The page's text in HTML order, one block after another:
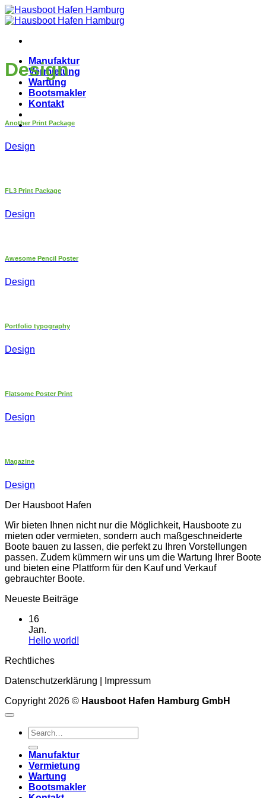
Zum
Inhalt
Manufaktur
Vermietung
Wartung
Bootsmakler
Kontakt
Design
Another Print Package
Design
FL3 Print Package
Design
Awesome Pencil Poster
Design
Portfolio typography
Design
Flatsome Poster Print
Design
Magazine
Design
Der Hausboot Hafen
Wir bieten Ihnen nicht nur die Möglichkeit, Hausboote zu
mieten oder vermieten, sondern auch maßgeschneiderte
Boote bauen zu lassen, die perfekt zu Ihren Vorstellungen
passen. Zudem kümmern wir uns um die Wartung Ihrer Boote
und bieten eine Plattform für den Kauf und Verkauf
gebrauchter Boote.
Neueste Beiträge
16
Jan.
Hello world!
world!
Rechtliches
Datenschutzerklärung
Impressum
Copyright 2026 © Hausboot Hafen Hamburg GmbH
Manufaktur
Vermietung
Wartung
Bootsmakler